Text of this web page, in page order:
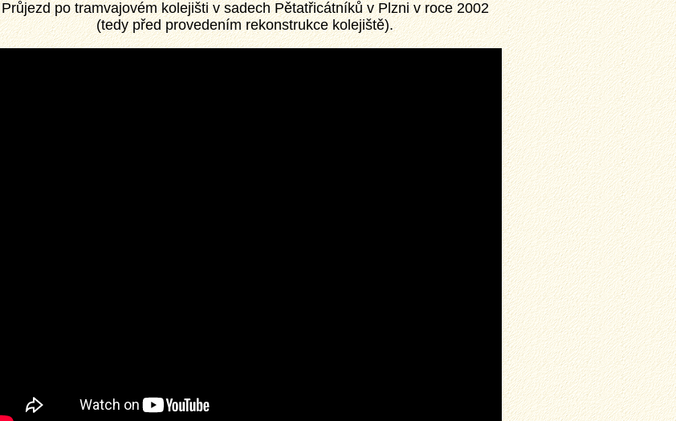
Průjezd po tramvajovém kolejišti v sadech Pětatřicátníků v Plzni v roce 2002
(tedy před provedením rekonstrukce kolejiště).